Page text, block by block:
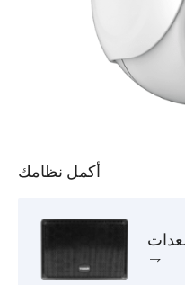
أكمل نظامك